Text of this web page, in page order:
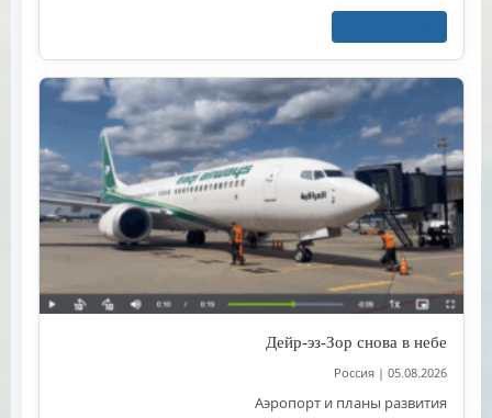
Дейр-эз-Зор снова в небе
05.08.2026
|
Россия
Аэропорт и планы развития